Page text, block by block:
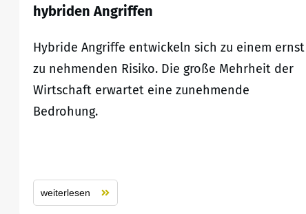
hybriden Angriffen
Hybride Angriffe entwickeln sich zu einem ernst
zu nehmenden Risiko. Die große Mehrheit der
Wirtschaft erwartet eine zunehmende
Bedrohung.
weiterlesen